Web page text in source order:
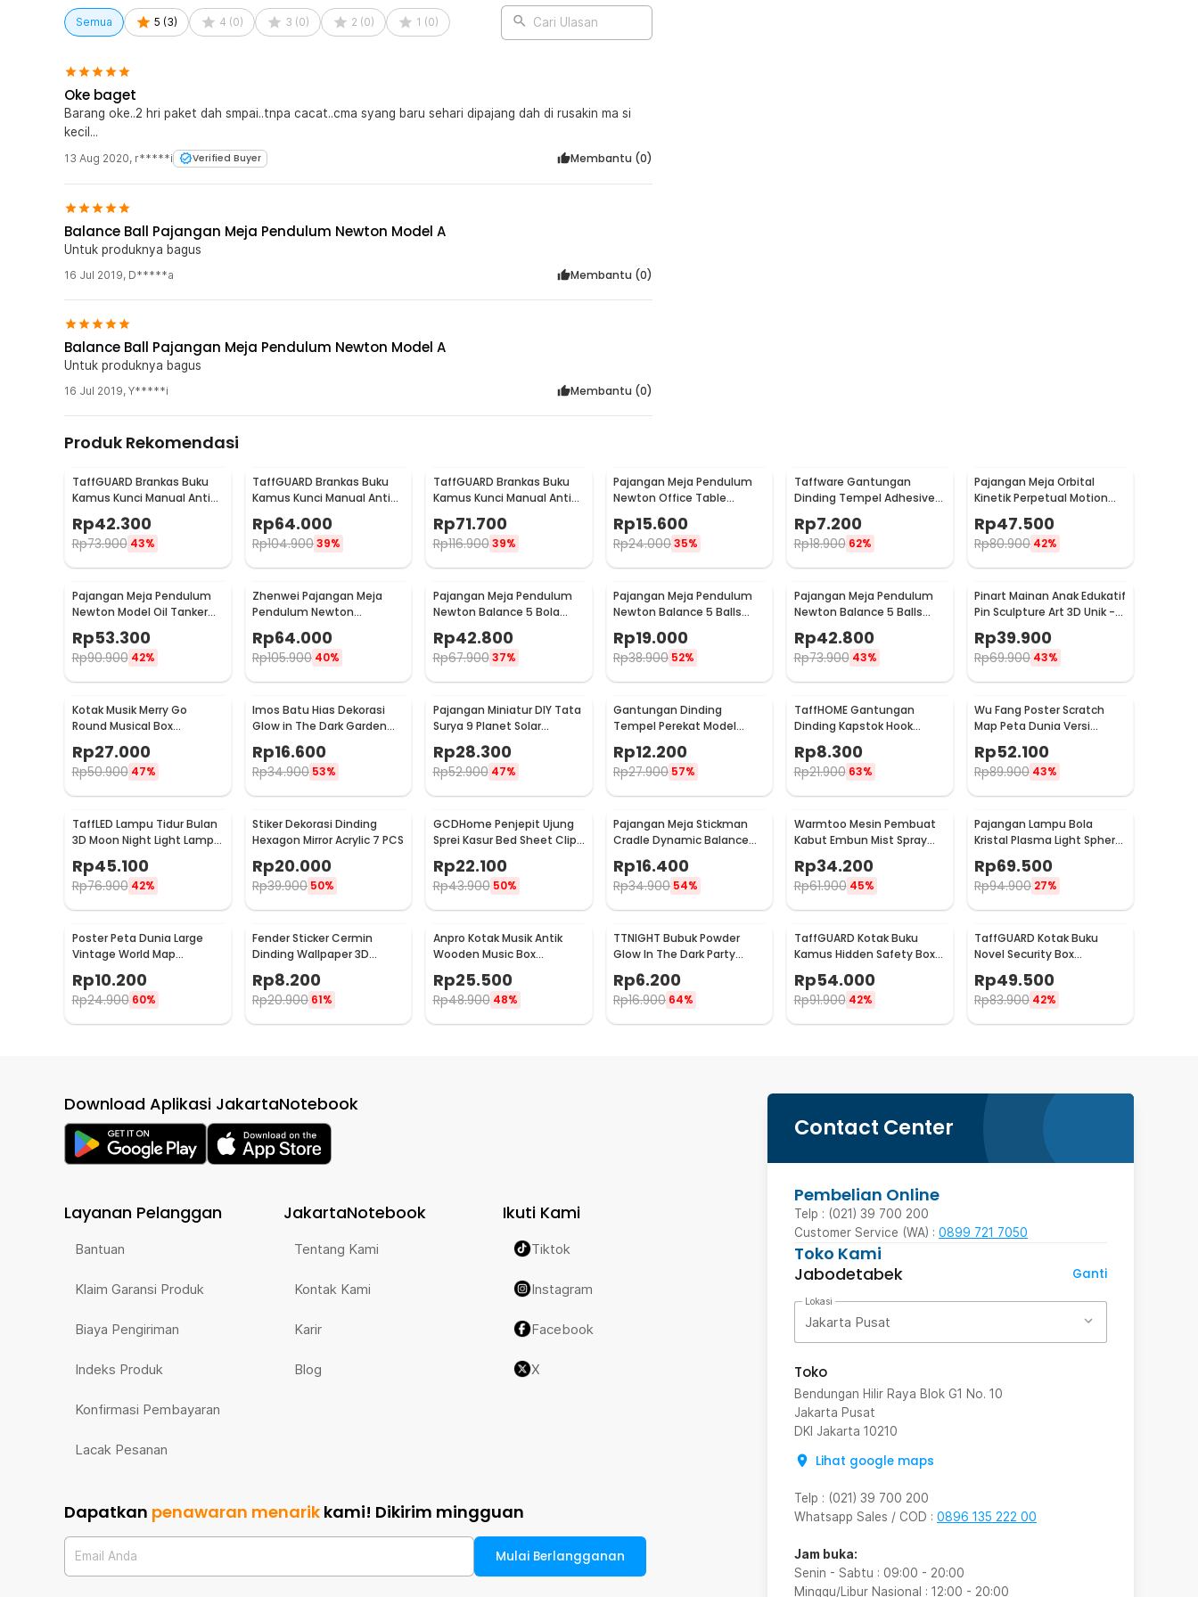
1 x Pajangan Meja Pendulum Newton Balance 5 Bola Model Arched - ZY02
Semua 5 (3) 4 (0) 3 (0) 2 (0) 1 (0) Cari Ulasan
Oke baget
Barang oke..2 hri paket dah smpai..tnpa cacat..cma syang baru sehari dipajang dah di rusakin ma si
kecil...
13 Aug 2020, r*****i Verified Buyer Membantu (0)
Balance Ball Pajangan Meja Pendulum Newton Model A
Untuk produknya bagus
16 Jul 2019, D*****a Membantu (0)
Balance Ball Pajangan Meja Pendulum Newton Model A
Untuk produknya bagus
16 Jul 2019, Y*****i Membantu (0)
Produk Rekomendasi
TaffGUARD Brankas Buku
Kamus Kunci Manual Anti
Maling Hidden Safe Box
Kecil - KB-10L
Rp42.300
Rp73.900 43%
TaffGUARD Brankas Buku
Kamus Kunci Manual Anti
Maling Hidden Safe Box
Sedang - KB-10L
Rp64.000
Rp104.90039%
TaffGUARD Brankas Buku
Kamus Kunci Manual Anti
Besar - KB-10L
Rp71.700
Rp116.900 39%
Pajangan Meja Pendulum
Newton Office Table
Decoration 5 Ball S - H50S
Rp15.600
Rp24.00035%
Taffware Gantungan
Dinding Tempel Adhesive
ST40
Rp7.200
Rp18.900 62%
Pajangan Meja Orbital
Kinetik Perpetual Motion
Rp47.500
Rp80.900 42%
Pajangan Meja Pendulum
Newton Model Oil Tanker
Perpetual Debate - B101
Rp53.300
Rp90.900 42%
Zhenwei Pajangan Meja
Pendulum Newton
Perpetual Model Ferris
Wheel - ZPW
Rp64.000
Rp105.900 40%
Pajangan Meja Pendulum
Newton Balance 5 Bola
Model Arched M - ZY02
Rp42.800
Rp67.900 37%
Pajangan Meja Pendulum
Newton Balance 5 Balls
LX013
Rp19.000
Rp38.900 52%
Pajangan Meja Pendulum
Newton Balance 5 Balls
Stainless Steel Model T L -
LX013
Rp42.800
Rp73.900 43%
Pinart Mainan Anak Edukatif
Pin Sculpture Art 3D Unik -
FD-P3
Rp39.900
Rp69.900 43%
Kotak Musik Merry Go
Round Musical Box
Y02
Rp27.000
Rp50.900 47%
Imos Batu Hias Dekorasi
Glow in The Dark Garden
Stone 100 PCS - HC0043
Rp16.600
Rp34.900 53%
Pajangan Miniatur DIY Tata
Surya 9 Planet Solar
System Planetary - 2135
Rp28.300
Rp52.900 47%
Gantungan Dinding
Tempel Perekat Model
Rp12.200
Rp27.900 57%
TaffHOME Gantungan
Dinding Kapstok Hook
Hanger Stainless Steel 201
- MT11
Rp8.300
Rp21.900 63%
Wu Fang Poster Scratch
Map Peta Dunia Versi
Rp52.100
Rp89.900 43%
TaffLED Lampu Tidur Bulan
3D Moon Night Light Lamp 3
LD002701
Rp45.100
Rp76.900 42%
Stiker Dekorasi Dinding
Hexagon Mirror Acrylic 7 PCS
Rp20.000
Rp39.900 50%
GCDHome Penjepit Ujung
Sprei Kasur Bed Sheet Clip
Rp22.100
Rp43.900 50%
Pajangan Meja Stickman
Cradle Dynamic Balance
Instrument Ball Pendulum
Rp16.400
Rp34.900 54%
Warmtoo Mesin Pembuat
Kabut Embun Mist Spray
Fog Maker 12 LED 24V - WT01
Rp34.200
Rp61.900 45%
Pajangan Lampu Bola
Kristal Plasma Light Sphere
- ZC211700
Rp69.500
Rp94.900 27%
Poster Peta Dunia Large
Vintage World Map
Rp10.200
Rp24.900 60%
Fender Sticker Cermin
Dinding Wallpaper 3D
Model Square Mirror 9 PCS -
Q353
Rp8.200
Rp20.900 61%
Anpro Kotak Musik Antik
Wooden Music Box
ADQ0194
Rp25.500
Rp48.900 48%
TTNIGHT Bubuk Powder
Glow In The Dark Party
Decoration 10g - T01
Rp6.200
Rp16.900 64%
TaffGUARD Kotak Buku
Kamus Hidden Safety Box
KB-10P
Rp54.000
Rp91.900 42%
TaffGUARD Kotak Buku
Novel Security Box
20P
Rp49.500
Rp83.900 42%
Contact Center
Pembelian Online
Telp : (021) 39 700 200
Customer Service (WA) : 0899 721 7050
Toko Kami
Jabodetabek
Ganti
Lokasi
Jakarta Pusat
Toko
Bendungan Hilir Raya Blok G1 No. 10
Jakarta Pusat
DKI Jakarta 10210
Lihat google maps
Telp : (021) 39 700 200
Whatsapp Sales / COD : 0896 135 222 00
Jam buka:
Senin - Sabtu : 09:00 - 20:00
Minggu/Libur Nasional : 12:00 - 20:00
Download Aplikasi JakartaNotebook
Layanan Pelanggan
Bantuan
Klaim Garansi Produk
Biaya Pengiriman
Indeks Produk
Konfirmasi Pembayaran
Lacak Pesanan
JakartaNotebook
Tentang Kami
Kontak Kami
Karir
Blog
Ikuti Kami
Tiktok
Instagram
Facebook
X
Dapatkan penawaran menarik kami! Dikirim mingguan
Email Anda Mulai Berlangganan